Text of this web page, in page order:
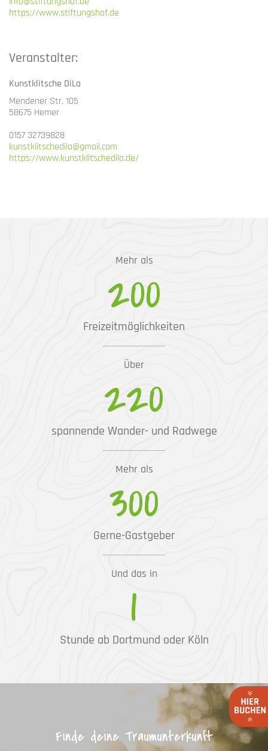
https://www.stiftungshof.de
Veranstalter:
Kunstklitsche DiLa
Mendener Str. 105
58675 Hemer
0157 32739828
kunstklitschedila@gmail.com
https://www.kunstklitschedila.de/
Mehr als
200
Freizeitmöglichkeiten
Über
220
spannende Wander- und Radwege
Mehr als
300
Gerne-Gastgeber
Und das in
1
Stunde ab Dortmund oder Köln
Finde deine Traumunterkunft